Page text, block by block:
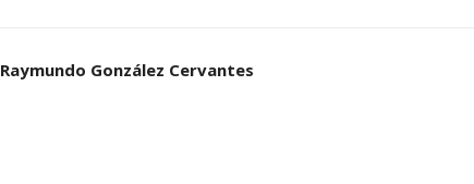
Raymundo González Cervantes